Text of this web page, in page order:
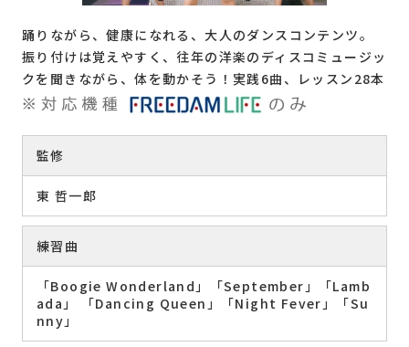
DKエルダーシステム3つのポイント
産学共同研究による
エビデンス
基本性能・仕様
操作ガイドダウンロード
踊りながら、健康になれる、大人のダンスコンテンツ。
振り付けは覚えやすく、往年の洋楽のディスコミュージッ
クを聞きながら、体を動かそう！実践6曲、レッスン28本
監修
東 哲一郎
練習曲
「Boogie Wonderland」「September」「Lamb
ada」 「Dancing Queen」「Night Fever」「Su
nny」